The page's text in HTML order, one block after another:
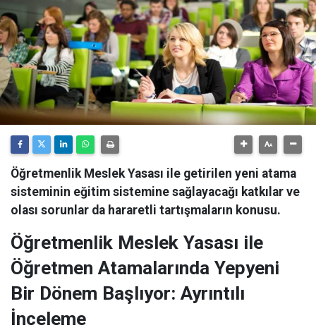
Öğretmenlik Meslek Yasası ile getirilen yeni atama
sisteminin eğitim sistemine sağlayacağı katkılar ve
olası sorunlar da hararetli tartışmaların konusu.
Öğretmenlik Meslek Yasası ile
Öğretmen Atamalarında Yepyeni
Bir Dönem Başlıyor: Ayrıntılı
İnceleme